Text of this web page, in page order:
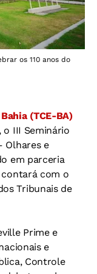
os 110 anos do
(TCE-BA)
o III Seminário
Olhares e
em parceria
com o
Tribunais de
Prime e
e
Controle